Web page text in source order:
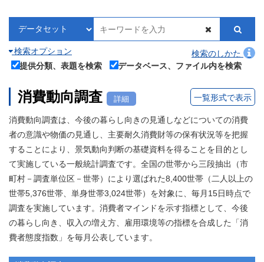
検索オプション
検索のしかた
提供分類、表題を検索
データベース、ファイル内を検索
消費動向調査 詳細 一覧形式で表示
消費動向調査は、今後の暮らし向きの見通しなどについての消費
者の意識や物価の見通し、主要耐久消費財等の保有状況等を把握
することにより、景気動向判断の基礎資料を得ることを目的とし
て実施している一般統計調査です。全国の世帯から三段抽出（市
町村－調査単位区－世帯）により選ばれた8,400世帯（二人以上の
世帯5,376世帯、単身世帯3,024世帯）を対象に、毎月15日時点で
調査を実施しています。消費者マインドを示す指標として、今後
の暮らし向き、収入の増え方、雇用環境等の指標を合成した「消
費者態度指数」を毎月公表しています。